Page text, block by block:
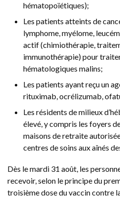
hématopoïétiques);
Les patients atteints de
lymphome, myélome,
actif (chimiothérapie,
immunothérapie) pour
hématologiques malins;
Les patients ayant reçu un
rituximab, ocrélizumab,
Les résidents de milieux
élevé, y compris les foyers
maisons de retraite
centres de soins aux aînés
Dès le mardi 31 août, les
recevoir, selon le principe du
troisième dose du vaccin contre